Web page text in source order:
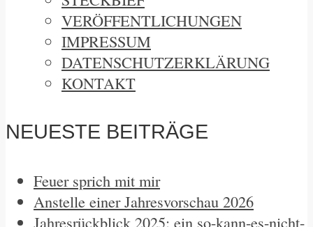
VERÖFFENTLICHUNGEN
IMPRESSUM
DATENSCHUTZERKLÄRUNG
KONTAKT
NEUESTE BEITRÄGE
Feuer sprich mit mir
Anstelle einer Jahresvorschau 2026
Jahresrückblick 2025: ein so-kann-es-nicht-